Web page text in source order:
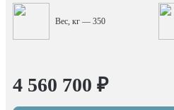
Вес, кг — 350
4 560 700 ₽